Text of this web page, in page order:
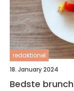
redaktionel
18. January 2024
Bedste